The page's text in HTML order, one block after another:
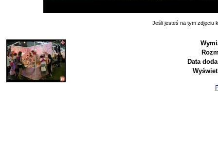
Jeśli jesteś na tym zdjęciu
Data